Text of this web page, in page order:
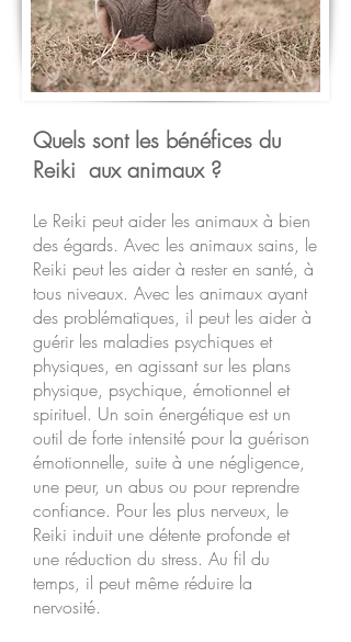
Quels sont les bénéfices du
Reiki aux animaux ?
Le Reiki peut aider les animaux à bien
des égards. Avec les animaux sains, le
Reiki peut les aider à rester en santé, à
tous niveaux. Avec les animaux ayant
des problématiques, il peut les aider à
guérir les maladies psychiques et
physiques, en agissant sur les plans
physique, psychique, émotionnel et
spirituel. Un soin énergétique est un
outil de forte intensité pour la guérison
émotionnelle, suite à une négligence,
une peur, un abus ou pour reprendre
confiance. Pour les plus nerveux, le
Reiki induit une détente profonde et
une réduction du stress. Au fil du
temps, il peut même réduire la
nervosité.